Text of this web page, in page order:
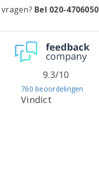
Bel 020-4706050
Vindict
760 beoordelingen
9.3/10